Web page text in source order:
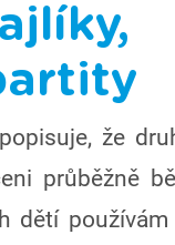
že
průběžně
dětí